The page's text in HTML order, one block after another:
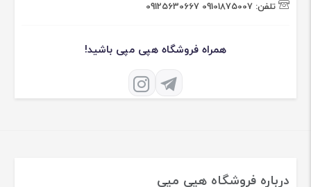
تلفن: 09101875007
09125630667
همراه فروشگاه هپی مپی باشید!
درباره فروشگاه هپی مپی